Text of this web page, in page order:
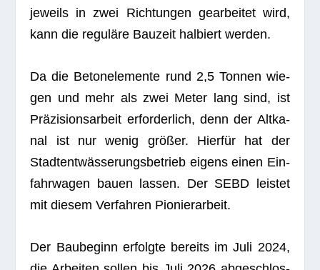
jeweils in zwei Rich­tun­gen gear­bei­tet wird,
kann die regu­läre Bau­zeit hal­biert werden.
Da die Beton­ele­mente rund 2,5 Ton­nen wie­
gen und mehr als zwei Meter lang sind, ist
Prä­zi­si­ons­ar­beit erfor­der­lich, denn der Alt­ka­
nal ist nur wenig grö­ßer. Hier­für hat der
Stadt­ent­wäs­se­rungs­be­trieb eigens einen Ein­
fahr­wa­gen bauen las­sen. Der SEBD leis­tet
mit die­sem Ver­fah­ren Pionierarbeit.
Der Bau­be­ginn erfolgte bereits im Juli 2024,